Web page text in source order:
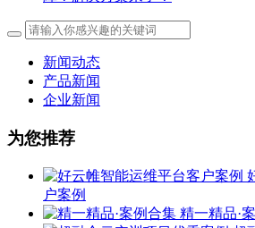
新闻动态
产品新闻
企业新闻
为您推荐
户案例
精一精品·